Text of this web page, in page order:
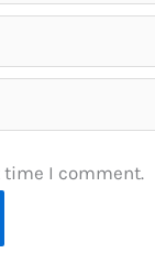
time I comment.